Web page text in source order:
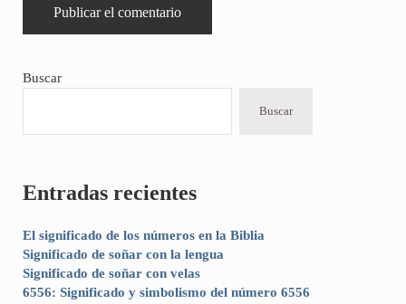
Sidebar
Buscar
Buscar
Entradas recientes
El significado de los números en la Biblia
Significado de soñar con la lengua
Significado de soñar con velas
6556: Significado y simbolismo del número 6556